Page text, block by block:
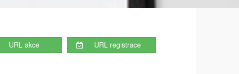
URL akce URL registrace